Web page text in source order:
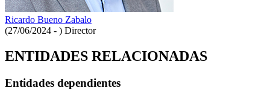
Ricardo Bueno Zabalo
(27/06/2024 - ) Director
ENTIDADES RELACIONADAS
Entidades dependientes